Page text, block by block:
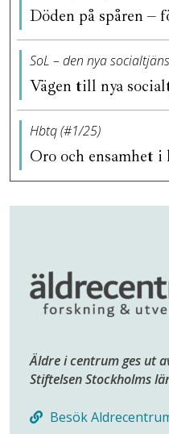
Döden på spåren –
SoL – den nya
Vägen till nya
Hbtq (#1/25)
Oro och ensamhet
Äldre i centrum ges ut
Stiftelsen Stockholms
Besök